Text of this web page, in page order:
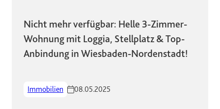
Nicht mehr verfügbar: Helle 3-Zimmer-
Wohnung mit Loggia, Stellplatz & Top-
Anbindung in Wiesbaden-Nordenstadt!
Immobilien 08.05.2025